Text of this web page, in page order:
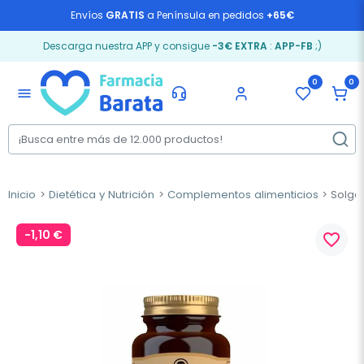
Envíos GRATIS a Península en pedidos +65€
Descarga nuestra APP y consigue -3€ EXTRA: APP-FB ;)
menu
0 0
Inicio Dietética y Nutrición Complementos alimenticios
-1,10 € favorite_border